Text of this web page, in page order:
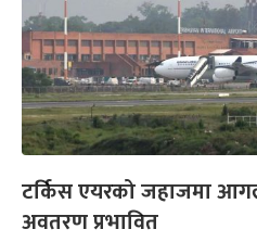
टर्किस एयरको जहाजमा
अवतरण प्रभावित